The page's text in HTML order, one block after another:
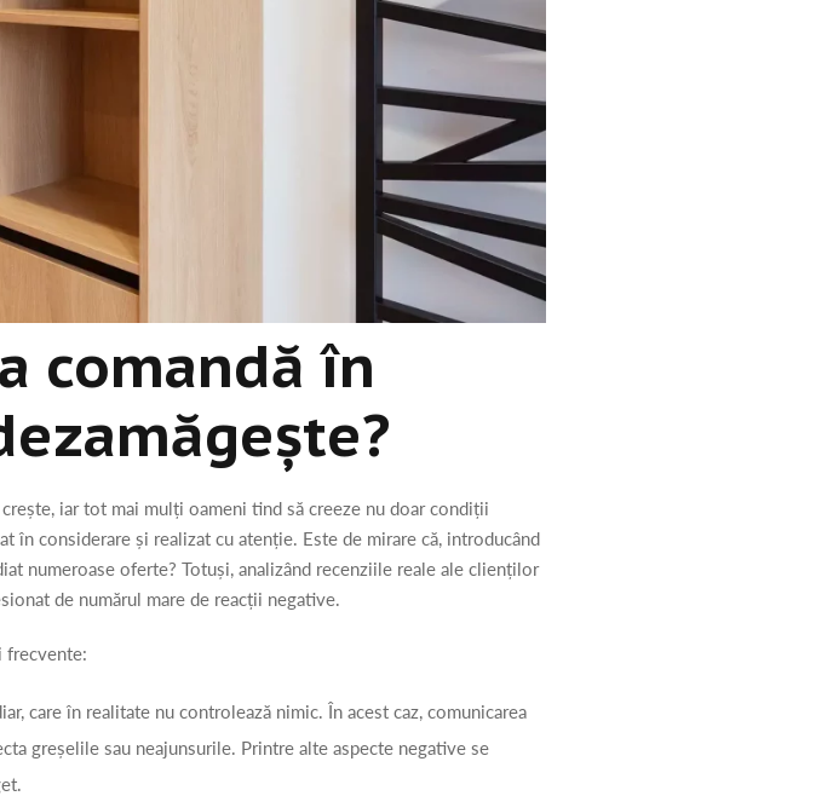
comandă în
iar tot mai mulți oameni tind să creeze nu doar condiții
în considerare și realizat cu atenție. Este de mirare că, introducând
numeroase oferte? Totuși, analizând recenziile reale ale clienților
de numărul mare de reacții negative.
frecvente:
care în realitate nu controlează nimic. În acest caz, comunicarea
greșelile sau neajunsurile. Printre alte aspecte negative se